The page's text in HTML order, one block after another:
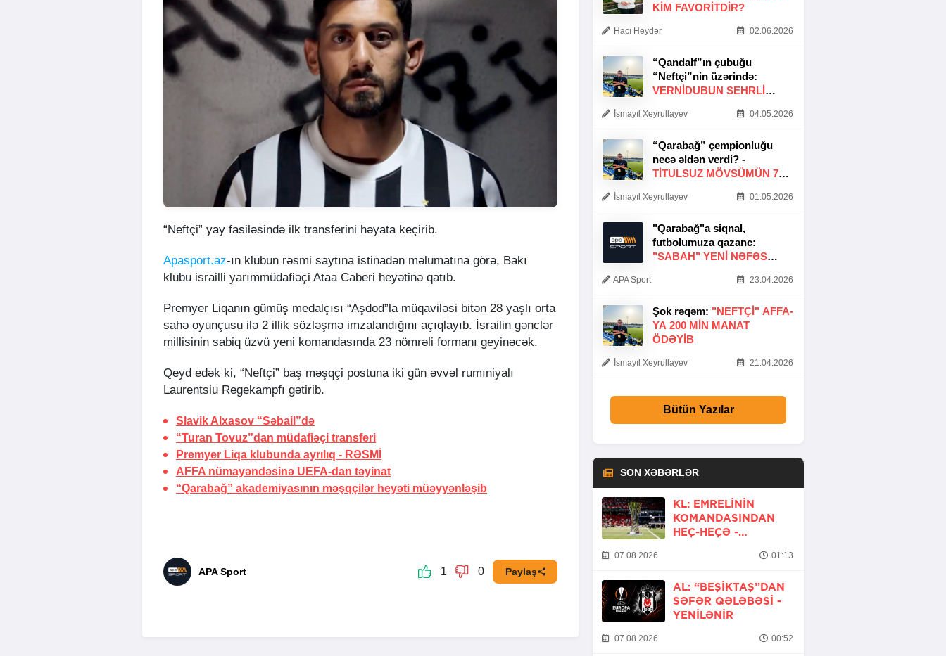
“Neftçi” yay fasiləsində ilk transferini həyata keçirib.
Apasport.az-ın klubun rəsmi saytına istinadən məlumatına görə, Bakı
klubu israilli yarımmüdafiəçi Ataa Caberi heyətinə qatıb.
Premyer Liqanın gümüş medalçısı “Aşdod”la müqaviləsi bitən 28 yaşlı orta
sahə oyunçusu ilə 2 illik sözləşmə imzalandığını açıqlayıb. İsrailin gənclər
millisinin sabiq üzvü yeni komandasında 23 nömrəli formanı geyinəcək.
Qeyd edək ki, “Neftçi” baş məşqçi postuna iki gün əvvəl rumıniyalı
Laurentsiu Regekampfı gətirib.
Slavik Alxasov “Səbail”də
“Turan Tovuz”dan müdafiəçi transferi
Premyer Liqa klubunda ayrılıq - RƏSMİ
AFFA nümayəndəsinə UEFA-dan təyinat
“Qarabağ” akademiyasının məşqçilər heyəti müəyyənləşib
APA Sport 1 0 Paylaş
KIM FAVORITDIR?
Hacı Heydər 02.06.2026
“Qandalf”ın çubuğu
“Neftçi”nin üzərində:
VERNİDUBUN SEHRLİ
İsmayıl Xeyrullayev 04.05.2026
“Qarabağ” çempionluğu
necə əldən verdi? -
TITULSUZ MÖVSÜMÜN 7
İsmayıl Xeyrullayev 01.05.2026
"Qarabağ"a siqnal,
futbolumuza qazanc:
"SABAH" YENI NƏFƏS
APA Sport 23.04.2026
Şok rəqəm: "NEFTÇI" AFFA-
YA 200 MIN MANAT
ÖDƏYIB
İsmayıl Xeyrullayev 21.04.2026
Bütün Yazılar
SON XƏBƏRLƏR
KL: EMRELININ
KOMANDASINDAN
HEÇ-HEÇƏ -
07.08.2026 01:13
AL: “BEŞIKTAŞ”DAN
SƏFƏR QƏLƏBƏSI -
YENİLƏNİR
07.08.2026 00:52